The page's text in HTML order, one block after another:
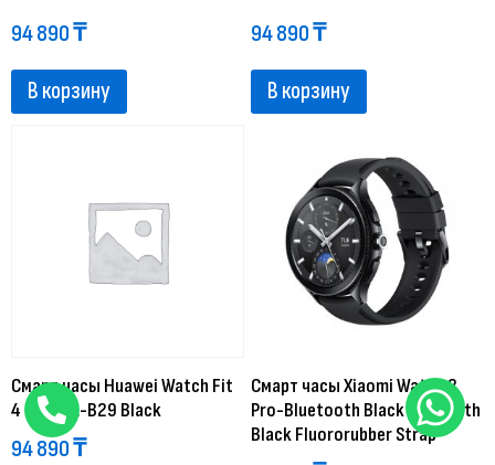
94 890₸
В корзину
94 890₸
В корзину
Смарт часы Huawei Watch Fit
4 Pro SYA-B29 Black
94 890₸
Смарт часы Xiaomi Watch 2
Pro-Bluetooth Black Case with
Black Fluororubber Strap